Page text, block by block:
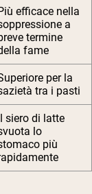
efficace nella
a
termine
fame
per la
tra i pasti
siero di latte
lo
più